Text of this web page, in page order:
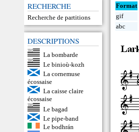
RECHERCHE
Recherche de partitions
DESCRIPTIONS
La bombarde
Le binioù-kozh
La cornemuse
écossaise
La caisse claire
écossaise
Le bagad
Le pipe-band
Le bodhrán
Format
gif
abc